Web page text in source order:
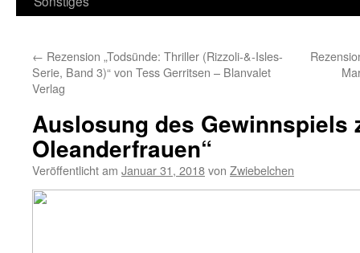
← Rezension „Todsünde: Thriller (Rizzoli-&-Isles-
Serie, Band 3)“ von Tess Gerritsen – Blanvalet
Verlag
Auslosung des Gewinnspiels
Oleanderfrauen“
Veröffentlicht am Januar 31, 2018von Zwiebelchen